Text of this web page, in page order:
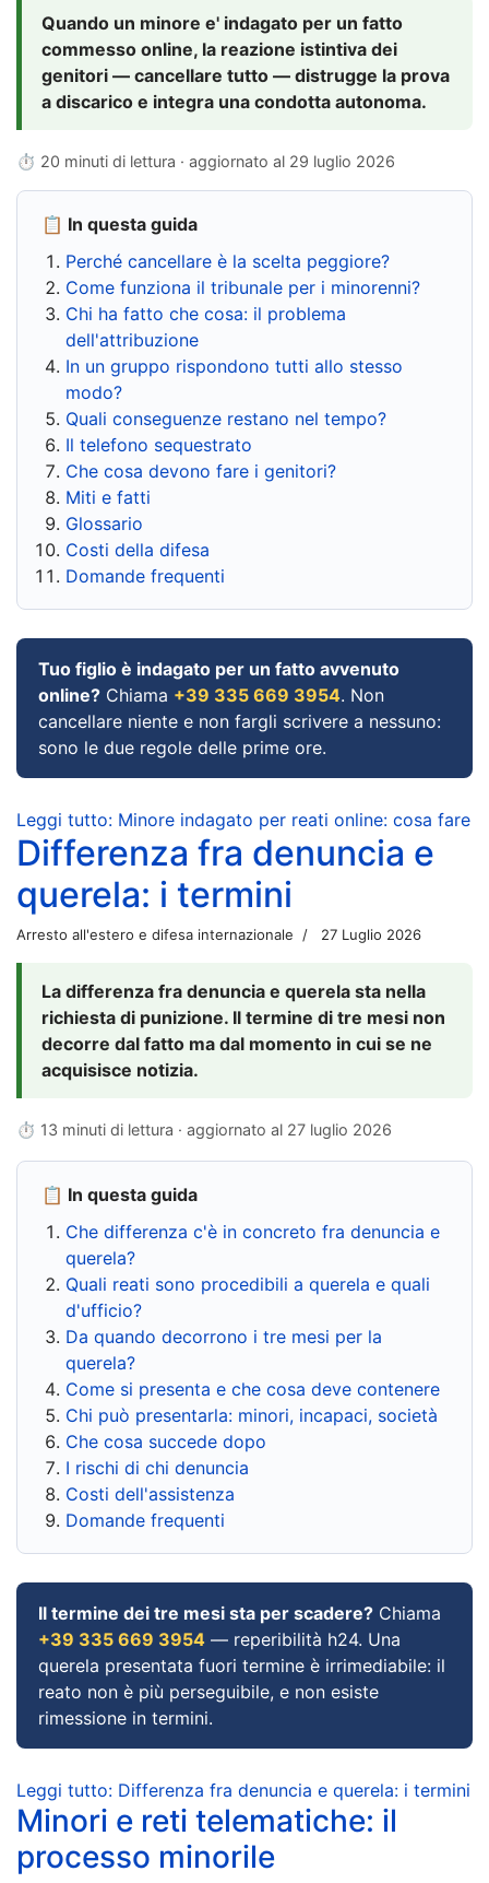
Quando un minore e' indagato per un fatto
commesso online, la reazione istintiva dei
genitori — cancellare tutto — distrugge la prova
a discarico e integra una condotta autonoma.
⏱ 20 minuti di lettura · aggiornato al 29 luglio 2026
📋 In questa guida
Perché cancellare è la scelta peggiore?
Come funziona il tribunale per i minorenni?
Chi ha fatto che cosa: il problema
dell'attribuzione
In un gruppo rispondono tutti allo stesso
modo?
Quali conseguenze restano nel tempo?
Il telefono sequestrato
Che cosa devono fare i genitori?
Miti e fatti
Glossario
Costi della difesa
Domande frequenti
Tuo figlio è indagato per un fatto avvenuto
online? Chiama +39 335 669 3954. Non
cancellare niente e non fargli scrivere a nessuno:
sono le due regole delle prime ore.
Leggi tutto: Minore indagato per reati online: cosa fare
Differenza fra denuncia e
querela: i termini
Arresto all'estero e difesa internazionale 27 Luglio 2026
La differenza fra denuncia e querela sta nella
richiesta di punizione. Il termine di tre mesi non
decorre dal fatto ma dal momento in cui se ne
acquisisce notizia.
⏱ 13 minuti di lettura · aggiornato al 27 luglio 2026
📋 In questa guida
Che differenza c'è in concreto fra denuncia e
querela?
Quali reati sono procedibili a querela e quali
d'ufficio?
Da quando decorrono i tre mesi per la
querela?
Come si presenta e che cosa deve contenere
Chi può presentarla: minori, incapaci, società
Che cosa succede dopo
I rischi di chi denuncia
Costi dell'assistenza
Domande frequenti
Il termine dei tre mesi sta per scadere? Chiama
+39 335 669 3954 — reperibilità h24. Una
querela presentata fuori termine è irrimediabile: il
reato non è più perseguibile, e non esiste
rimessione in termini.
Leggi tutto: Differenza fra denuncia e querela: i termini
Minori e reti telematiche: il
processo minorile